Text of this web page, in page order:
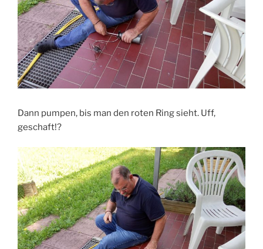
Dann pumpen, bis man den roten Ring sieht. Uff,
geschaft!?